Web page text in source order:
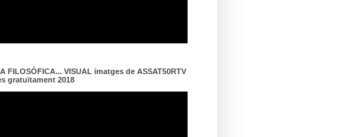
FILOSÒFICA... VISUAL imatges de ASSAT50RTV
gratuïtament 2018